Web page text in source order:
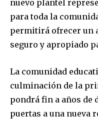
nuevo plantel
para toda la
permitirá ofrecer un
seguro y apropiado
La comunidad
culminación de la
pondrá fin a años de
puertas a una nueva